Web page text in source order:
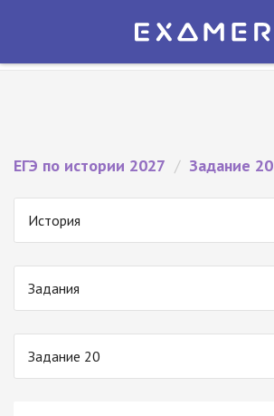
Экзамер — ЕГЭ 2027
ЕГЭ по истории 2027 / Задание 20
История
Задания
Задание 20